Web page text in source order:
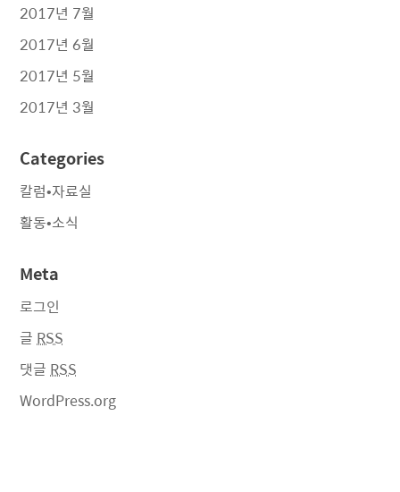
2017년 7월
2017년 6월
2017년 5월
2017년 3월
Categories
칼럼•자료실
활동•소식
Meta
로그인
글 RSS
댓글 RSS
WordPress.org